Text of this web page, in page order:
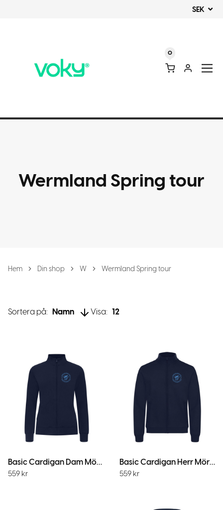
SEK
0
Wermland Spring tour
Hem Din shop W Wermland Spring tour
Sortera på: Namn Visa: 12
Basic Cardigan Dam Mörk Marin
559 kr
Basic Cardigan Herr Mörk Marin
559 kr